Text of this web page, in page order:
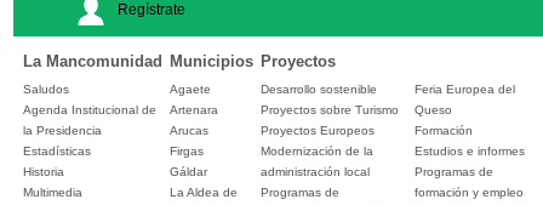
Regístrate
La Mancomunidad Municipios Proyectos
Saludos
Agenda Institucional de
la Presidencia
Estadísticas
Historia
Multimedia
Agaete
Artenara
Arucas
Firgas
Gáldar
La Aldea de
Desarrollo sostenible
Proyectos sobre Turismo
Proyectos Europeos
Modernización de la
administración local
Programas de
Feria Europea del
Queso
Formación
Estudios e informes
Programas de
formación y empleo